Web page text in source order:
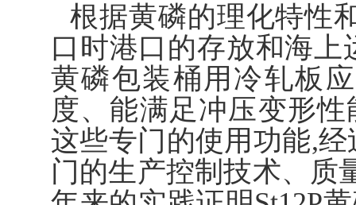
根据黄磷的理化特性
口时港口的存放和海
黄磷包装桶用冷轧板
度、能满足冲压变形
这些专门的使用功能,
门的生产控制技术、质